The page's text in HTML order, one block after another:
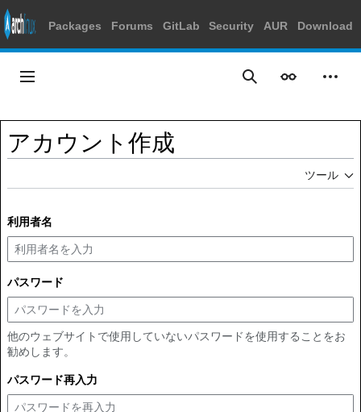
Packages Forums GitLab Security AUR Download
ス
メインメニュー 検索 表示 個人
アカウント作成
ツール
利用者名
パスワード
他のウェブサイトで使用していないパスワードを使用することをお
勧めします。
パスワード再入力